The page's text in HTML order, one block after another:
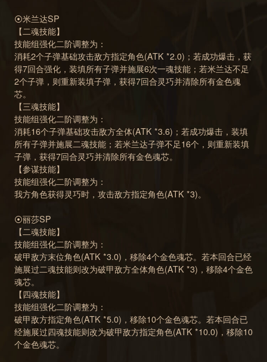
⦿米兰达SP
【二魂技能】
技能组强化二阶调整为：
消耗2个子弹基础攻击敌方指定角色(ATK *2.0)；若成功爆击，获
得7回合强化，装填所有子弹并施展6次一魂技能；若米兰达不足
2个子弹，则重新装填子弹，获得7回合灵巧并清除所有金色魂
芯。
【三魂技能】
技能组强化二阶调整为：
消耗16个子弹基础攻击敌方全体(ATK *3.6)；若成功爆击，装填
所有子弹并施展二魂技能；若米兰达子弹不足16个，则重新装填
子弹，获得7回合灵巧并清除所有金色魂芯。
【参谋技能】
技能组强化二阶调整为：
我方角色获得灵巧时，攻击敌方指定角色(ATK *3)。
⦿丽莎SP
【二魂技能】
技能组强化二阶调整为：
破甲敌方末位角色(ATK *3.0)，移除4个金色魂芯。若本回合已经
施展过二魂技能则改为破甲敌方全体角色(ATK *3)，移除4个金色
魂芯。
【四魂技能】
技能组强化二阶调整为：
破甲敌方指定角色(ATK *5.0)，移除10个金色魂芯。若本回合已
经施展过四魂技能则改为破甲敌方指定角色(ATK *10.0)，移除10
个金色魂芯。